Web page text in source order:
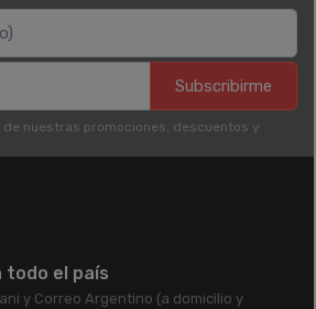
Subscribirme
nuestras promociones, descuentos y
todo el país
y Correo Argentino (a domicilio y